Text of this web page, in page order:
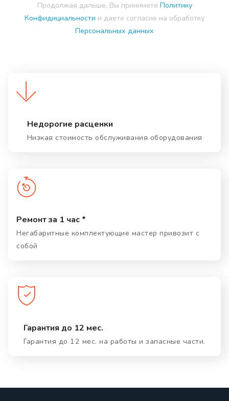
Продолжая дальше, Вы принимете Политику
Конфидициальности и даете согласие на обработку
Персональных данных
Недорогие расценки
Низкая стоимость обслуживания оборудования
Ремонт за 1 час *
Негабаритные комплектующие мастер привозит с
собой
Гарантия до 12 мес.
Гарантия до 12 мес. на работы и запасные части.